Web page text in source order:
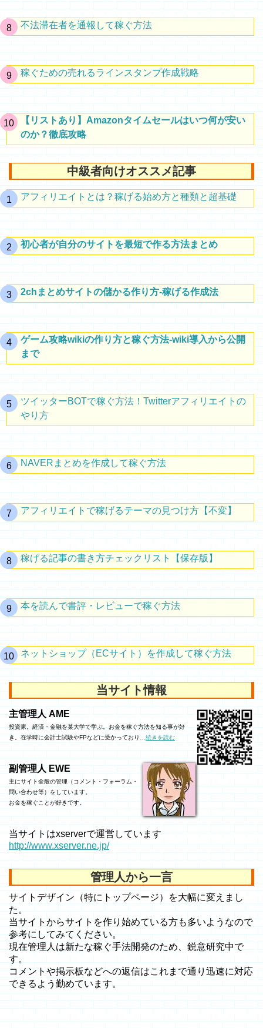
不法滞在者を通報して稼ぐ方法
稼ぐための売れるラインスタンプ作成戦略
【リストあり】Amazonタイムセールはいつ何が安い
のか？徹底攻略
中級者向けオススメ記事
アフィリエイトとは？稼げる始め方と種類と超基礎
初心者が自分のサイトを最短で作る方法まとめ
2chまとめサイトの儲かる作り方-稼げる作成法
ゲーム攻略wikiの作り方と稼ぐ方法-wiki導入から公開
まで
ツイッターBOTで稼ぐ方法！Twitterアフィリエイトの
やり方
NAVERまとめを作成して稼ぐ方法
アフィリエイトで稼げるテーマの見つけ方【不変】
稼げる記事の書き方チェックリスト【保存版】
本を読んで書評・レビューで稼ぐ方法
ネットショップ（ECサイト）を作成して稼ぐ方法
当サイト情報
主管理人 AME
投資家。経済・金融を某大学で学ぶ。お金を稼ぐ方法を知る事が好
き。在学時に会計士試験やFPなどに受かっており…続きを読む
副管理人 EWE
主にサイト全般の管理（コメント・フォーラム・
問い合わせ等）をしています。
お金を稼ぐことが好きです。
当サイトはxserverで運営しています
http://www.xserver.ne.jp/
管理人から一言
サイトデザイン（特にトップページ）を大幅に変えまし
た。
当サイトからサイトを作り始めている方も多いようなので
参考にしてみてください。
現在管理人は新たな稼ぐ手法開発のため、鋭意研究中で
す。
コメントや掲示板などへの返信はこれまで通り迅速に対応
できるよう勤めています。